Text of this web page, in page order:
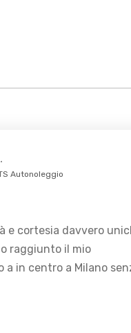
Autonoleggio
e cortesia davvero
raggiunto il mio
a in centro a Milano